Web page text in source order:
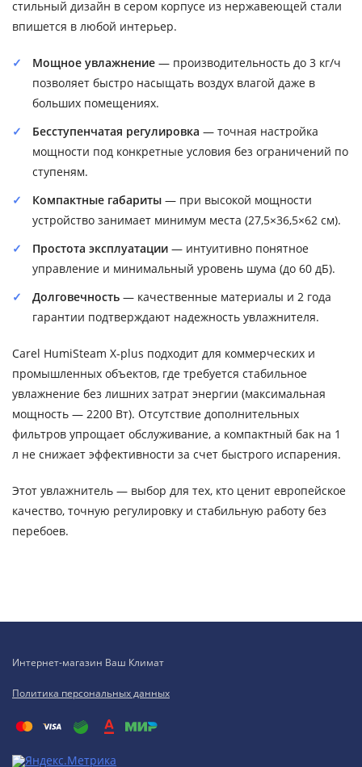
стильный дизайн в сером корпусе из нержавеющей стали
впишется в любой интерьер.
Мощное увлажнение — производительность до 3 кг/ч
позволяет быстро насыщать воздух влагой даже в
больших помещениях.
Бесступенчатая регулировка — точная настройка
мощности под конкретные условия без ограничений по
ступеням.
Компактные габариты — при высокой мощности
устройство занимает минимум места (27,5×36,5×62 см).
Простота эксплуатации — интуитивно понятное
управление и минимальный уровень шума (до 60 дБ).
Долговечность — качественные материалы и 2 года
гарантии подтверждают надежность увлажнителя.
Carel HumiSteam X-plus подходит для коммерческих и
промышленных объектов, где требуется стабильное
увлажнение без лишних затрат энергии (максимальная
мощность — 2200 Вт). Отсутствие дополнительных
фильтров упрощает обслуживание, а компактный бак на 1
л не снижает эффективности за счет быстрого испарения.
Этот увлажнитель — выбор для тех, кто ценит европейское
качество, точную регулировку и стабильную работу без
перебоев.
Интернет-магазин Ваш Климат
Политика персональных данных